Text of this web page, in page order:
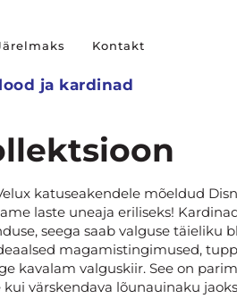
Kontakt
ja kardinad
katuseakendele mõeldud
laste uneaja eriliseks!
seega saab valguse täieliku
magamistingimused,
kavalam valguskiir. See on
kui värskendava lõunauinaku